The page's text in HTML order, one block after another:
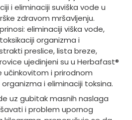
i eliminaciji suviška vode u
zdravom mršavljenju.
eliminaciji viška vode,
organizma i
preslice, lista breze,
ujedinjeni su u Herbafast®
i prirodnom
i eliminaciji toksina.
uz gubitak masnih naslaga
i problem upornog